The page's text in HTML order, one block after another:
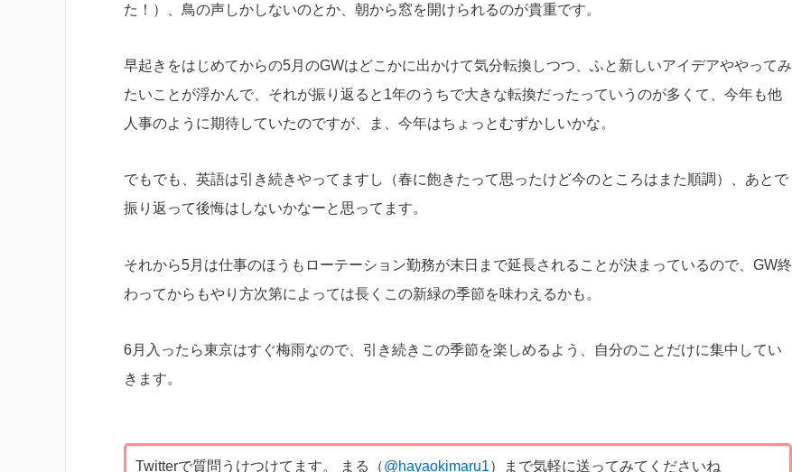
た！）、鳥の声しかしないのとか、朝から窓を開けられるのが貴重です。
早起きをはじめてからの5月のGWはどこかに出かけて気分転換しつつ、ふと新しいアイデアややってみ
たいことが浮かんで、それが振り返ると1年のうちで大きな転換だったっていうのが多くて、今年も他
人事のように期待していたのですが、ま、今年はちょっとむずかしいかな。
でもでも、英語は引き続きやってますし（春に飽きたって思ったけど今のところはまた順調）、あとで
振り返って後悔はしないかなーと思ってます。
それから5月は仕事のほうもローテーション勤務が末日まで延長されることが決まっているので、GW終
わってからもやり方次第によっては長くこの新緑の季節を味わえるかも。
6月入ったら東京はすぐ梅雨なので、引き続きこの季節を楽しめるよう、自分のことだけに集中してい
きます。
Twitterで質問うけつけてます。 まる（@hayaokimaru1）まで気軽に送ってみてくださいね